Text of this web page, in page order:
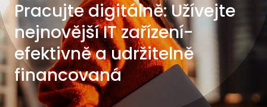
Pracujte digitálně: Užívejte
nejnovější IT zařízení-
efektivně a udržitelně
financovaná